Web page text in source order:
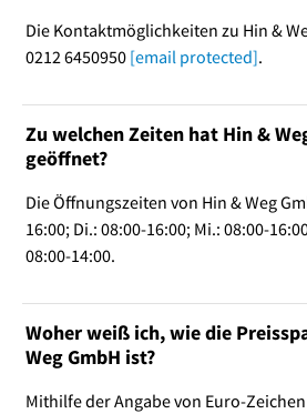
Die Kontaktmöglichkeiten zu Hin &
0212 6450950 [email protected].
Zu welchen Zeiten hat Hin &
geöffnet?
Die Öffnungszeiten von Hin & Weg
16:00; Di.: 08:00-16:00; Mi.: 08:00-
08:00-14:00.
Woher weiß ich, wie die
Weg GmbH ist?
Mithilfe der Angabe von Euro-